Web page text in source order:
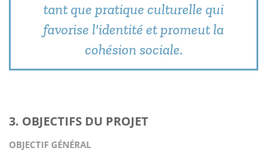
tant que pratique culturelle qui
favorise l'identité et promeut la
cohésion sociale.
3. OBJECTIFS DU PROJET
OBJECTIF GÉNÉRAL